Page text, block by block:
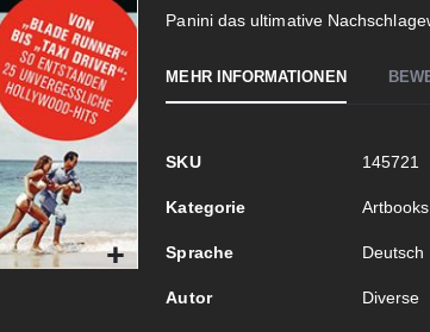
Panini das ultimative
MEHR INFORMATIONEN
Mehr
SKU 145721
Kategorie Artbooks
Sprache Deutsch
Autor Diverse